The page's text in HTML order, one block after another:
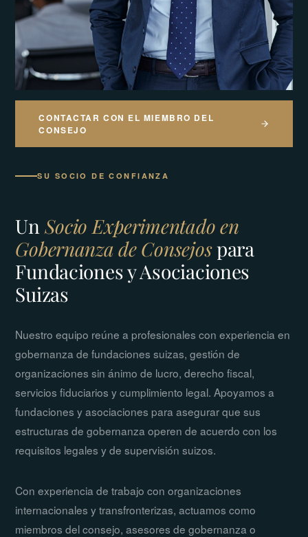
CONTACTAR CON EL MIEMBRO DEL
CONSEJO
SU SOCIO DE CONFIANZA
Un Socio Experimentado en
Gobernanza de Consejospara
Fundaciones y Asociaciones
Suizas
Nuestro equipo reúne a profesionales con experiencia en
gobernanza de fundaciones suizas, gestión de
organizaciones sin ánimo de lucro, derecho fiscal,
servicios fiduciarios y cumplimiento legal. Apoyamos a
fundaciones y asociaciones para asegurar que sus
estructuras de gobernanza operen de acuerdo con los
requisitos legales y de supervisión suizos.
Con experiencia de trabajo con organizaciones
internacionales y transfronterizas, actuamos como
miembros del consejo, asesores de gobernanza o